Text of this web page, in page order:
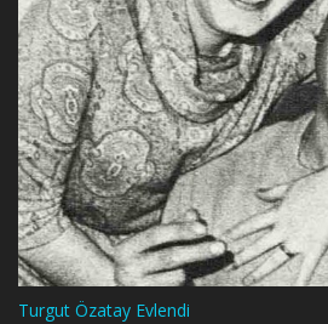
Turgut Özatay Evlendi